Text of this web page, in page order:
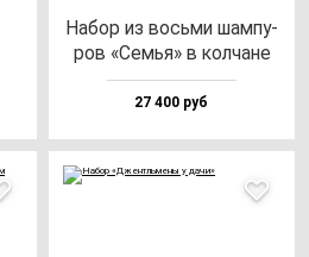
Набор из вось­ми шам­пу­
ров «Семья» в кол­ча­не
27 400 руб